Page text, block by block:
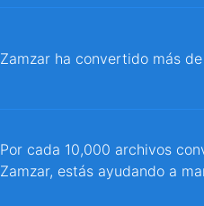
Zamzar ha convertido más
Por cada 10,000 archivos
Zamzar, estás ayudando a